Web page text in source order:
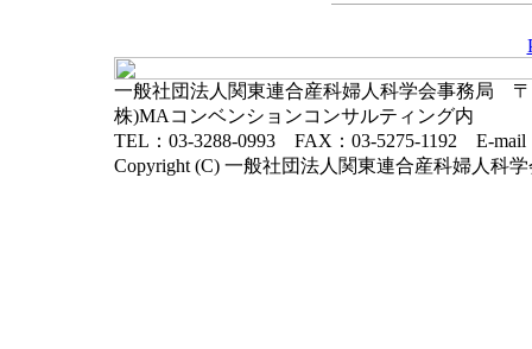
一般社団法人関東連合産科婦人科学会事務局 〒
株)MAコンベンションコンサルティング内
TEL：03-3288-0993 FAX：03-5275-1192 E-mail
Copyright (C) 一般社団法人関東連合産科婦人科